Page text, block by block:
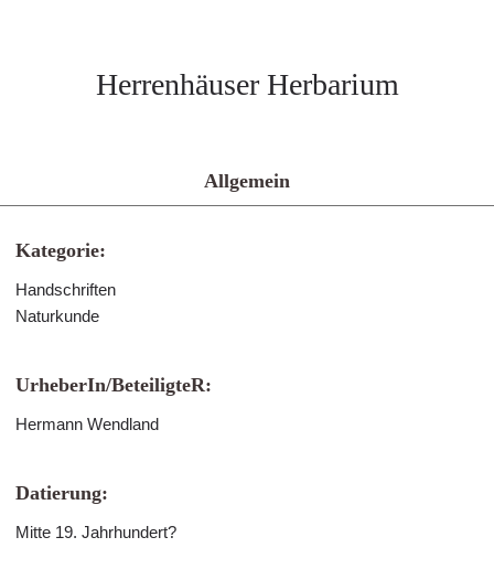
Herrenhäuser Herbarium
Allgemein
Kategorie:
Handschriften
Naturkunde
UrheberIn/BeteiligteR:
Hermann Wendland
Datierung:
Mitte 19. Jahrhundert?